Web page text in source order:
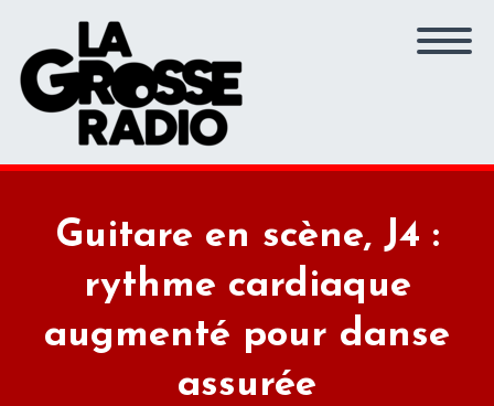
Guitare en scène, J4 :
rythme cardiaque
augmenté pour danse
assurée